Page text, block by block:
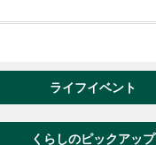
ライフイベント
くらしのピックアップ